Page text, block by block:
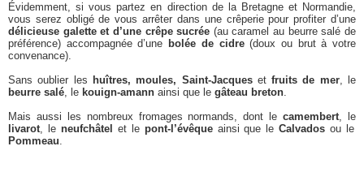
Évidemment, si vous partez en direction de la Bretagne et Normandie,
vous serez obligé de vous arrêter dans une crêperie pour profiter d’une
délicieuse galette et d’une crêpe sucrée (au caramel au beurre salé de
préférence) accompagnée d’une bolée de cidre(doux ou brut à votre
convenance).
Sans oublier les huîtres, moules, Saint-Jacquesetfruits de mer, le
beurre salé, le kouign-amann ainsi que le gâteau breton.
Mais aussi les nombreux fromages normands, dont lecamembert, le
livarot, le neufchâtel et le pont-l’évêqueainsi que leCalvados ou le
Pommeau.